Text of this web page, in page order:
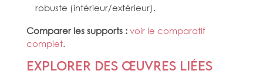
robuste (intérieur/extérieur).
Comparer les supports : voir le comparatif
complet.
Explorer des œuvres liées